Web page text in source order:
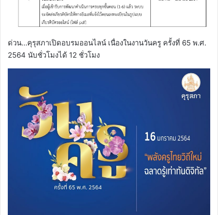
ด่วน…คุรุสภาเปิดอบรมออนไลน์ เนื่องในงานวันครู ครั้งที่ 65 พ.ศ.
2564 นับชั่วโมงได้ 12 ชั่วโมง